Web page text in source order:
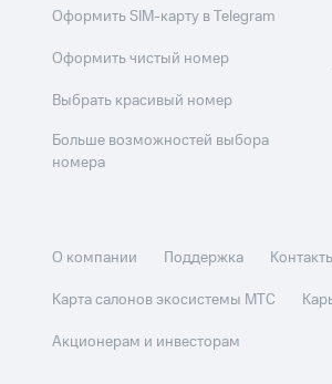
Оформить SIM-карту в Telegram
Оформить чистый номер
Выбрать красивый номер
Больше возможностей выбора
номера
О компании Поддержка
Карта салонов экосистемы МТС
Акционерам и инвесторам